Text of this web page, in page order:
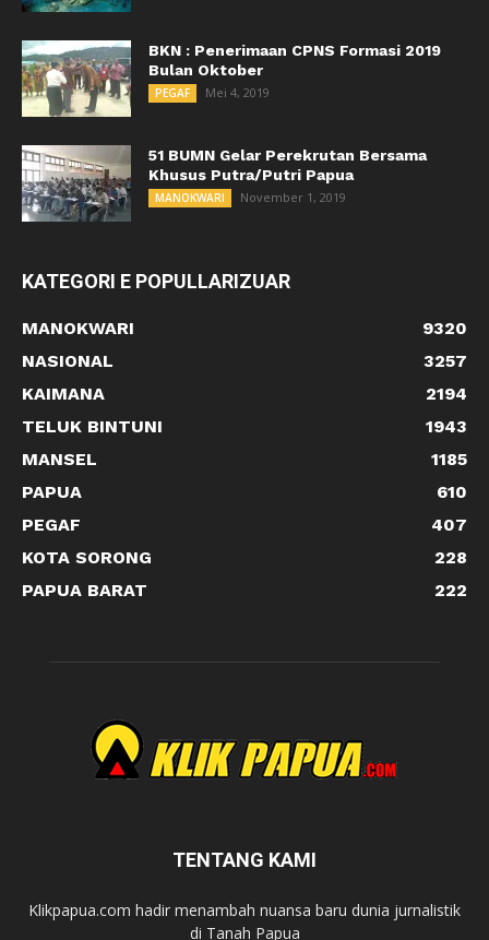
BKN : Penerimaan CPNS Formasi 2019
Bulan Oktober
PEGAF Mei 4, 2019
51 BUMN Gelar Perekrutan Bersama
Khusus Putra/Putri Papua
MANOKWARI November 1, 2019
KATEGORI E POPULLARIZUAR
MANOKWARI
9320
NASIONAL
3257
KAIMANA
2194
TELUK BINTUNI
1943
MANSEL
1185
PAPUA
610
PEGAF
407
KOTA SORONG
228
PAPUA BARAT
222
TENTANG KAMI
Klikpapua.com hadir menambah nuansa baru dunia jurnalistik
di Tanah Papua